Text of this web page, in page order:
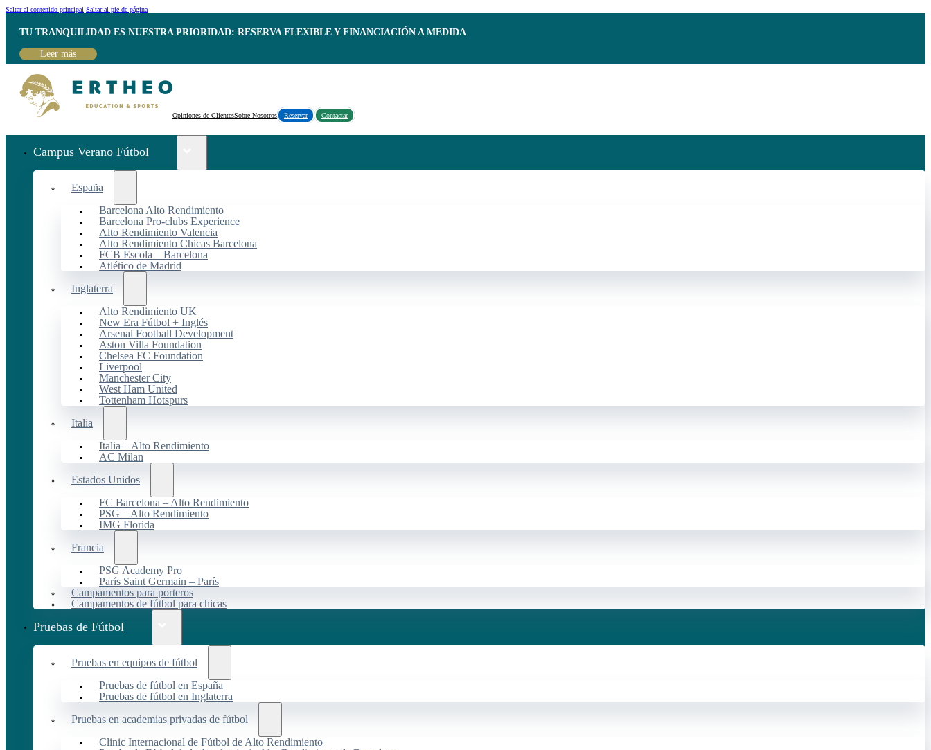
Saltar al contenido principal Saltar al pie de página
TU TRANQUILIDAD ES NUESTRA PRIORIDAD: RESERVA FLEXIBLE Y FINANCIACIÓN A MEDIDA
Leer más
Opiniones de ClientesSobre Nosotros Reservar Contactar
Campus Verano Fútbol
España
Barcelona Alto Rendimiento
Barcelona Pro-clubs Experience
Alto Rendimiento Valencia
Alto Rendimiento Chicas Barcelona
FCB Escola – Barcelona
Atlético de Madrid
Inglaterra
Alto Rendimiento UK
New Era Fútbol + Inglés
Arsenal Football Development
Aston Villa Foundation
Chelsea FC Foundation
Liverpool
Manchester City
West Ham United
Tottenham Hotspurs
Italia
Italia – Alto Rendimiento
AC Milan
Estados Unidos
FC Barcelona – Alto Rendimiento
PSG – Alto Rendimiento
IMG Florida
Francia
PSG Academy Pro
París Saint Germain – París
Campamentos para porteros
Campamentos de fútbol para chicas
Pruebas de Fútbol
Pruebas en equipos de fútbol
Pruebas de fútbol en España
Pruebas de fútbol en Inglaterra
Pruebas en academias privadas de fútbol
Clinic Internacional de Fútbol de Alto Rendimiento